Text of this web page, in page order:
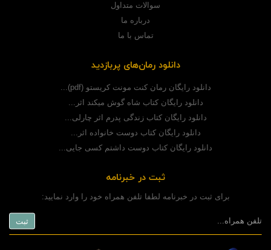
سوالات متداول
درباره ما
تماس با ما
دانلود رمان‌های پربازدید
دانلود رایگان رمان کنت مونت کریستو (pdf)...
دانلود رایگان کتاب شاه گوش میکند اثر...
دانلود رایگان کتاب زندگی پدرم اثر چارلی...
دانلود رایگان کتاب دوست خانواده اثر...
دانلود رایگان کتاب دوست داشتم کسی جایی...
ثبت در خبرنامه
برای ثبت در خبرنامه لطفا تلفن همراه خود را وارد نمایید: